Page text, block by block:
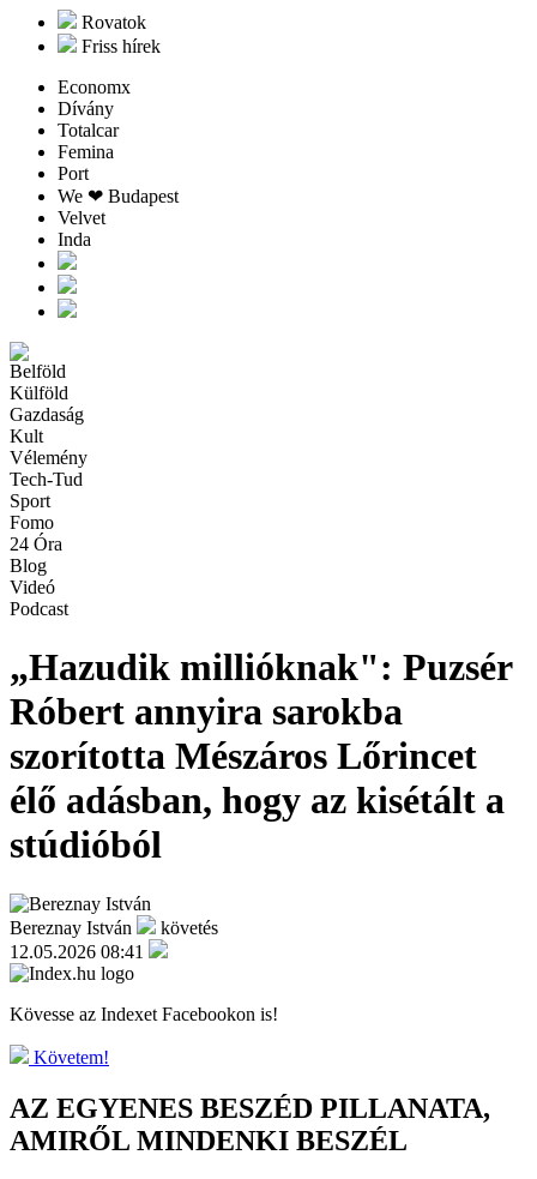
Rovatok
Friss hírek
Economx
Dívány
Totalcar
Femina
Port
We ❤︎ Budapest
Velvet
Inda
Belföld
Külföld
Gazdaság
Kult
Vélemény
Tech-Tud
Sport
Fomo
24 Óra
Blog
Videó
Podcast
„Hazudik millióknak": Puzsér
Róbert annyira sarokba
szorította Mészáros Lőrincet
élő adásban, hogy az kisétált a
stúdióból
Bereznay István
követés
12.05.2026 08:41
Kövesse az Indexet Facebookon is!
Követem!
AZ EGYENES BESZÉD PILLANATA,
AMIRŐL MINDENKI BESZÉL